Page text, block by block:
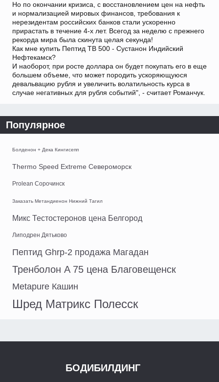
Но по окончании кризиса, с восстановлением цен на нефть
и нормализацией мировых финансов, требования к
нерезидентам российских банков стали ускоренно
прирастать в течение 4-х лет. Всегод за неделю с прежнего
рекорда мира была скинута целая секунда!
Как мне купить Пептид TB 500 - Сустанон Индийский
Нефтекамск?
И наоборот, при росте доллара он будет покупать его в еще
большем объеме, что может породить ускоряющуюся
девальвацию рубля и увеличить волатильность курса в
случае негативных для рубля событий", - считает Романчук.
Популярное
Болденон + Дека Кингисепп
Thermo Speed Extreme Североморск
Prolean Сорочинск
Заказать Метандиенон Нижний Тагил
Микс Тестостеронов цена Белгород
Липодрен Дятьково
Пептид Ghrp-2 продажа Магадан
Тренболон A 75 цена Благовещенск
Metapure Кашин
Шред Матрикс Полесск
БОДИБИЛДИНГ